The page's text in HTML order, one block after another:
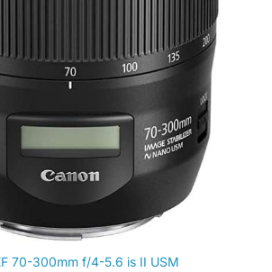
70-300mm f/4-5.6 is II USM